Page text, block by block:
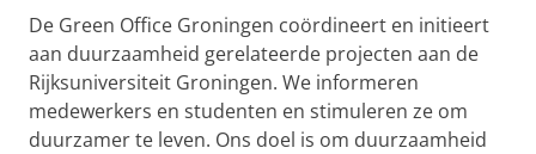
De Green Office Groningen coördineert en initieert
aan duurzaamheid gerelateerde projecten aan de
Rijksuniversiteit Groningen. We informeren
medewerkers en studenten en stimuleren ze om
duurzamer te leven. Ons doel is om duurzaamheid